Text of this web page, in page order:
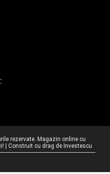
rezervate. Magazin online cu
| Construit cu drag de Investescu